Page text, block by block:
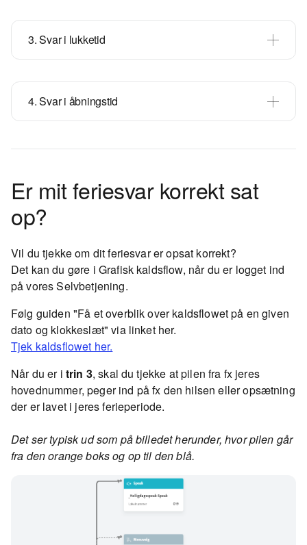
3. Svar i lukketid
4. Svar i åbningstid
Er mit feriesvar korrekt sat
op?
Vil du tjekke om dit feriesvar er opsat korrekt?
Det kan du gøre i Grafisk kaldsflow, når du er logget ind
på vores Selvbetjening.
Følg guiden "Få et overblik over kaldsflowet på en given
dato og klokkeslæt" via linket her.
Tjek kaldsflowet her.
Når du er i trin 3, skal du tjekke at pilen fra fx jeres
hovednummer, peger ind på fx den hilsen eller opsætning
der er lavet i jeres ferieperiode.
Det ser typisk ud som på billedet herunder, hvor pilen går
fra den orange boks og op til den blå.